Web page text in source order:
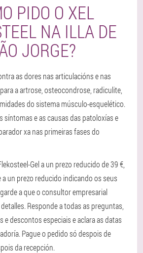
PIDO O XEL
NA ILLA DE
JORGE?
as dores nas articulacións e nas
a artrose, osteocondrose, radiculite,
do sistema músculo-esquelético.
síntomas e as causas das patoloxías e
xa nas primeiras fases do
Gel a un prezo reducido de 39 €,
un prezo reducido indicando os seus
a que o consultor empresarial
Responde a todas as preguntas,
descontos especiais e aclara as datas
Pague o pedido só despois de
da recepción.